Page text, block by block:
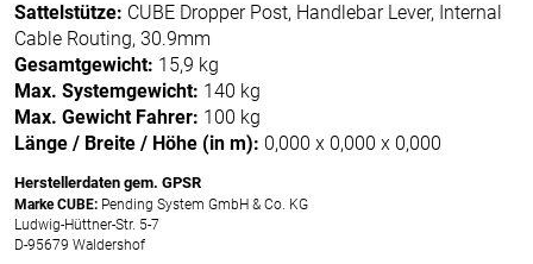
Sattelstütze: CUBE Dropper Post, Handlebar Lever, Internal
Cable Routing, 30.9mm
Gesamtgewicht: 15,9 kg
Max. Systemgewicht: 140 kg
Max. Gewicht Fahrer: 100 kg
Länge / Breite / Höhe (in m): 0,000 x 0,000 x 0,000
Herstellerdaten gem. GPSR
Marke CUBE: Pending System GmbH & Co. KG
Ludwig-Hüttner-Str. 5-7
D-95679 Waldershof